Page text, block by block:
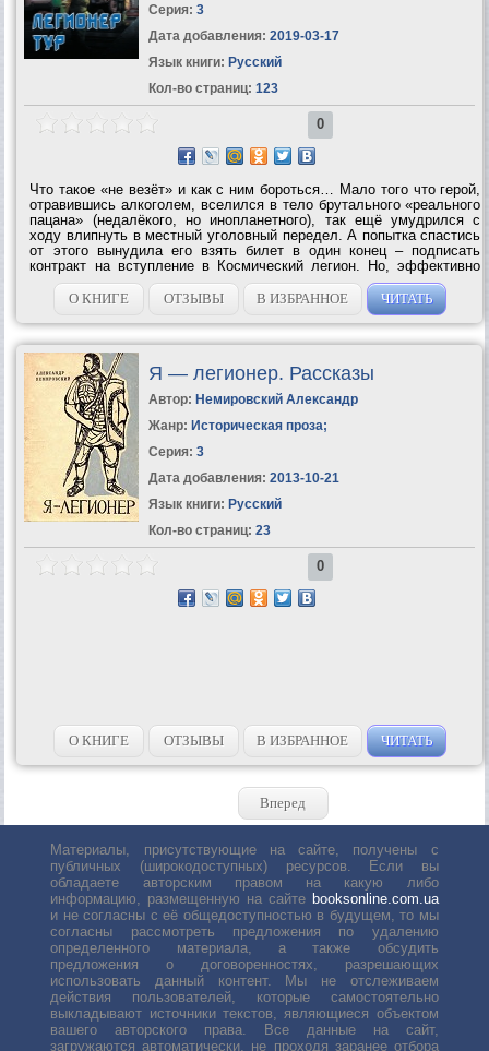
Серия: 3
Дата добавления: 2019-03-17
Язык книги: Русский
Кол-во страниц: 123
0
Что такое «не везёт» и как с ним бороться… Мало того что герой,
отравившись алкоголем, вселился в тело брутального «реального
пацана» (недалёкого, но инопланетного), так ещё умудрился с
ходу влипнуть в местный уголовный передел. А попытка спастись
от этого вынудила его взять билет в один конец – подписать
контракт на вступление в Космический легион. Но, эффективно
используя удачное сочетание собственной фантазии и смекалки...
О КНИГЕ
ОТЗЫВЫ В ИЗБРАННОЕ ЧИТАТЬ
Я — легионер. Рассказы
Автор: Немировский Александр
Жанр: Историческая проза;
Серия: 3
Дата добавления: 2013-10-21
Язык книги: Русский
Кол-во страниц: 23
0
О КНИГЕ ОТЗЫВЫ В ИЗБРАННОЕ ЧИТАТЬ
Вперед
Материалы, присутствующие на сайте, получены с
публичных (широкодоступных) ресурсов. Если вы
обладаете авторским правом на какую либо
информацию, размещенную на сайте booksonline.com.ua
и не согласны с её общедоступностью в будущем, то мы
согласны рассмотреть предложения по удалению
определенного материала, а также обсудить
предложения о договоренностях, разрешающих
использовать данный контент. Мы не отслеживаем
действия пользователей, которые самостоятельно
выкладывают источники текстов, являющиеся объектом
вашего авторского права. Все данные на сайт,
загружаются автоматически, не проходя заранее отбора